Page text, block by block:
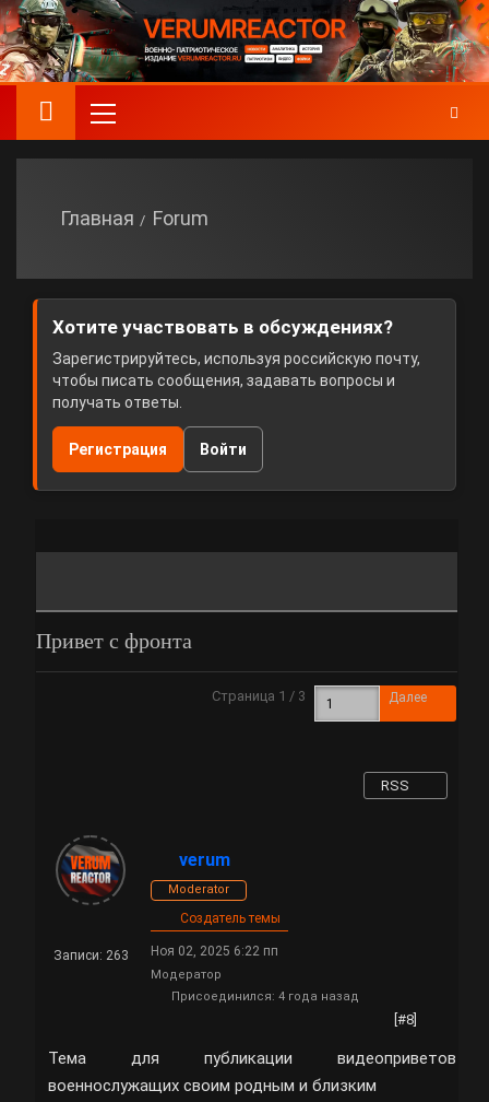
Главная Forum
Хотите участвовать в обсуждениях?
Зарегистрируйтесь, используя российскую почту,
чтобы писать сообщения, задавать вопросы и
получать ответы.
Регистрация Войти
Привет с фронта
Страница 1 / 3 Далее
RSS
Записи: 263
verum
Moderator
Создатель темы
Ноя 02, 2025 6:22 пп
Модератор
Присоединился: 4 года назад
[#8]
Тема для публикации видеоприветов
военнослужащих своим родным и близким